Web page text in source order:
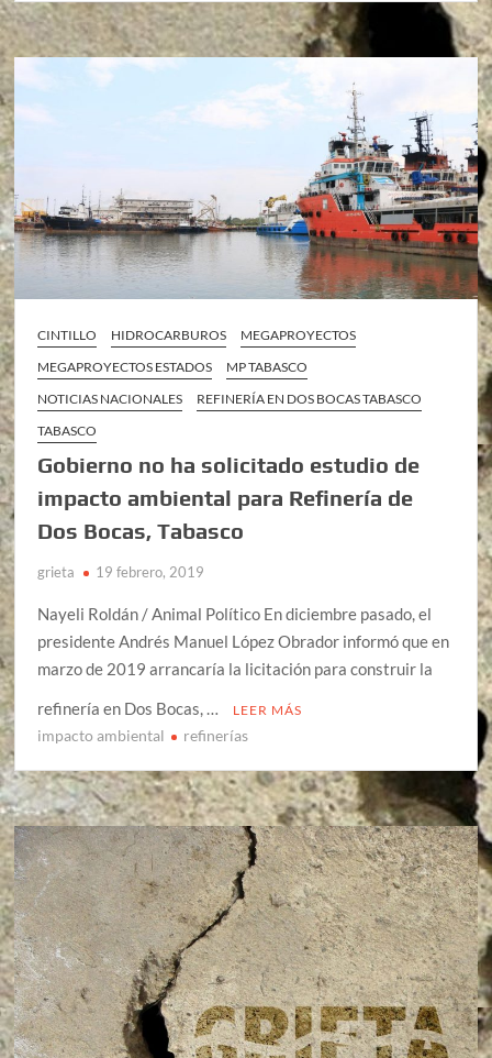
CINTILLO HIDROCARBUROS
MEGAPROYECTOS
MEGAPROYECTOS ESTADOS
MP TABASCO
NOTICIAS NACIONALES
REFINERÍA EN DOS BOCAS TABASCO
TABASCO
Gobierno no ha solicitado estudio de
impacto ambiental para Refinería de
Dos Bocas, Tabasco
grieta 19 febrero, 2019
Nayeli Roldán / Animal Político En diciembre pasado, el
presidente Andrés Manuel López Obrador informó que en
marzo de 2019 arrancaría la licitación para construir la
refinería en Dos Bocas, …
LEER MÁS
impacto ambiental refinerías